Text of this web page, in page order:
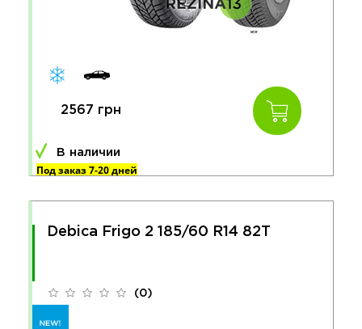
2567 грн
В наличии
Под заказ 7-20 дней
Debica Frigo 2 185/60 R14 82T
(0)